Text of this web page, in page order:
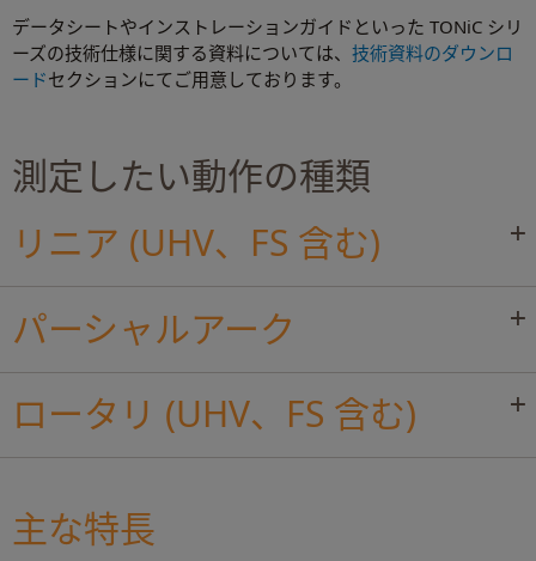
データシートやインストレーションガイドといった TONiC シリ
ーズの技術仕様に関する資料については、 技術資料のダウンロ
ードセクションにてご用意しております。
測定したい動作の種類
リニア (UHV、FS 含む)
パーシャルアーク
ロータリ (UHV、FS 含む)
主な特長